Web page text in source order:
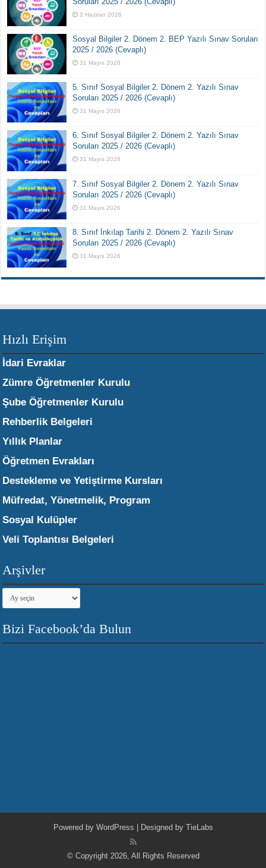
3 Haziran 2026
Sosyal Bilgiler 2. Dönem 2. BEP Yazılı Sınav Soruları
2025 / 2026 (Cevaplı)
31 Mayıs 2026
5. Sınıf Sosyal Bilgiler 2. Dönem 2. Yazılı Sınav
Soruları 2025 / 2026 (Cevaplı)
31 Mayıs 2026
6. Sınıf Sosyal Bilgiler 2. Dönem 2. Yazılı Sınav
Soruları 2025 / 2026 (Cevaplı)
31 Mayıs 2026
7. Sınıf Sosyal Bilgiler 2. Dönem 2. Yazılı Sınav
Soruları 2025 / 2026 (Cevaplı)
31 Mayıs 2026
8. Sınıf İnkılap Tarihi 2. Dönem 2. Yazılı Sınav
Soruları 2025 / 2026 (Cevaplı)
31 Mayıs 2026
Hızlı Erişim
İdari Evraklar
Zümre Öğretmenler Kurulu
Şube Öğretmenler Kurulu
Rehberlik Belgeleri
Yıllık Planlar
Öğretmen Evrakları
Destekleme ve Yetiştirme Kursları
Müfredat, Yönetmelik, Program
Sosyal Kulüpler
Veli Toplantısı Belgeleri
Arşivler
Arşivler
Bizi Facebook’da Bulun
Powered by WordPress | Designed by TieLabs
© Copyright 2026, All Rights Reserved